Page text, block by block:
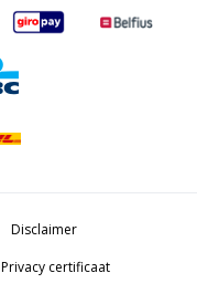
Disclaimer
Privacy certificaat